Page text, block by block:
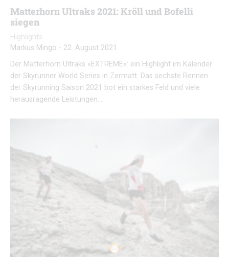
Matterhorn Ultraks 2021: Kröll und Bofelli
siegen
Highlights
Markus Mingo - 22. August 2021
Der Matterhorn Ultraks «EXTREME»: ein Highlight im Kalender
der Skyrunner World Series in Zermatt. Das sechste Rennen
der Skyrunning Saison 2021 bot ein starkes Feld und viele
herausragende Leistungen….